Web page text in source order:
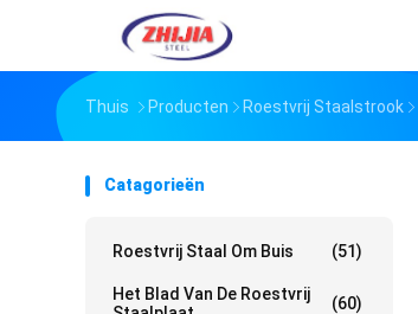
Thuis Producten Roestvrij Staalstrook
Catagorieën
Roestvrij Staal Om Buis (51)
Het Blad Van De Roestvrij
(60)